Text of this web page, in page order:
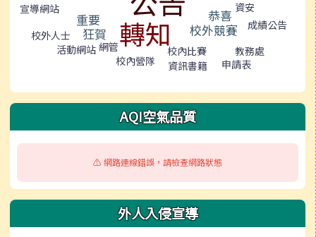
宣導網站
重要
資安
校外人士 轉知
恭喜
狂賀
校外競賽
成績公告
活動網站 網管
校內營隊
校內比賽
教務處
資訊書籍
申請表
AQI空氣品質
⚠️ 網路連線錯誤，請檢查網路狀態
外人入侵宣導